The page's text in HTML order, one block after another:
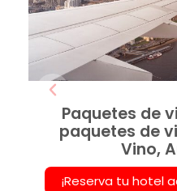
Paquetes de
paquetes de
Vino,
¡Reserva tu hotel